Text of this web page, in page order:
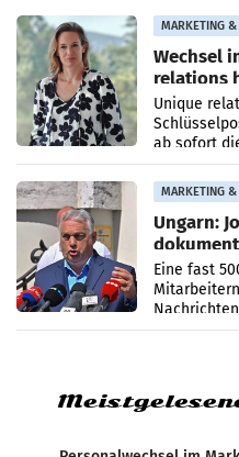
MARKETING
Wechsel
relations
Unique
ab sofort
PR-Agentur
Anna
MARKETING
Ungarn:
Zensur
Eine fast